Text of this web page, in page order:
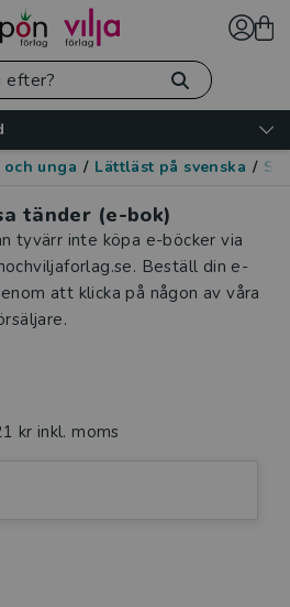
unga / Lättläst på svenska /
tänder (e-bok)
tyvärr inte köpa e-böcker via
Beställ din e-
att klicka på någon av våra
kr inkl. moms